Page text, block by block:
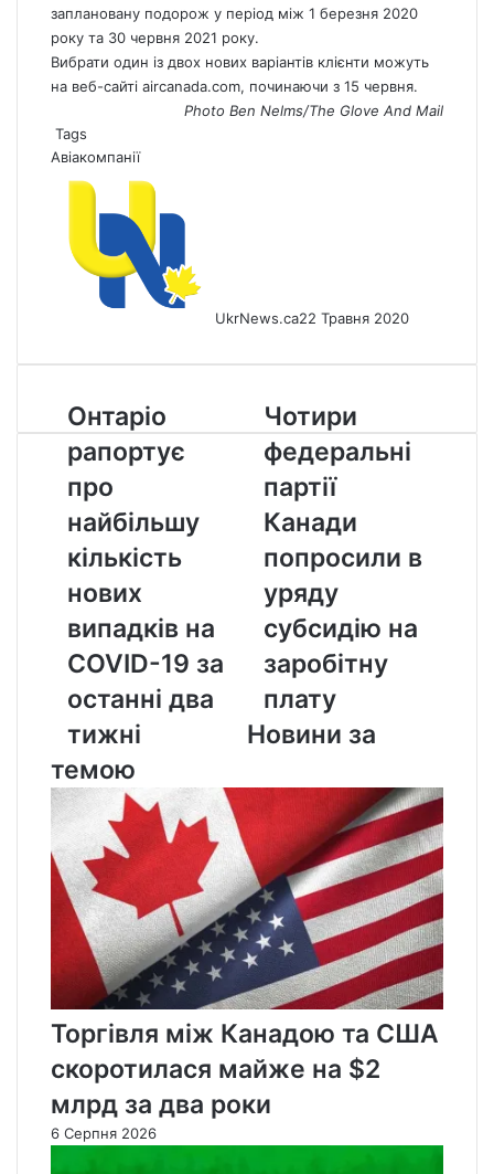
заплановану подорож у період між 1 березня 2020
року та 30 червня 2021 року.
Вибрати один із двох нових варіантів клієнти можуть
на веб-сайті aircanada.com, починаючи з 15 червня.
Photo Ben Nelms/The Glove And Mail
Tags
Авіакомпанії
UkrNews.ca22 Травня 2020
Онтаріо
рапортує
про
найбільшу
кількість
нових
випадків
на
COVID-
за
останні
тижні
Онтаріо
рапортує
про
найбільшу
кількість
нових
випадків на
COVID-19 за
останні два
тижні
Чотири
федеральні
партії
Канади
попросили
в
уряду
субсидію
на
заробітну
плату
Чотири
федеральні
партії
Канади
попросили в
уряду
субсидію на
заробітну
плату
Новини за
темою
Торгівля між Канадою та США
скоротилася майже на $2
млрд за два роки
6 Серпня 2026